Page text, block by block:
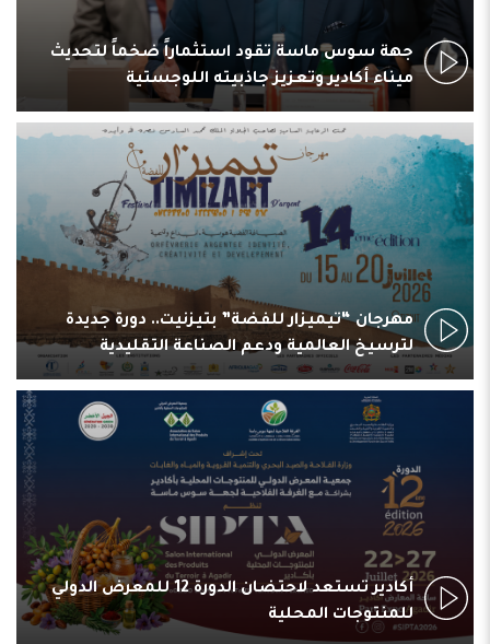
جهة سوس ماسة تقود استثماراً ضخماً لتحديث
ميناء أكادير وتعزيز جاذبيته اللوجستية
مهرجان “تيميزار للفضة” بتيزنيت.. دورة جديدة
لترسيخ العالمية ودعم الصناعة التقليدية
أكادير تستعد لاحتضان الدورة 12 للمعرض الدولي
للمنتوجات المحلية